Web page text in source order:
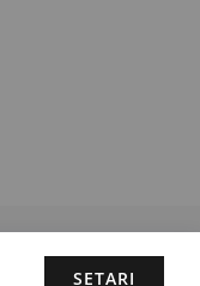
Expert srl.SETARI